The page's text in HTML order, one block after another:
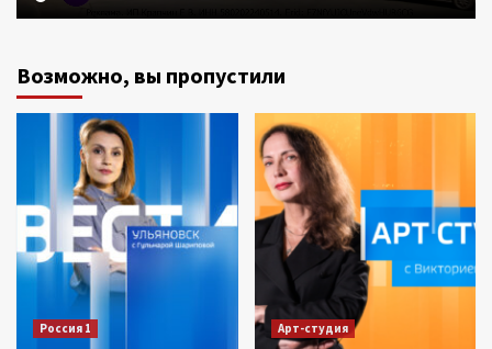
Возможно, вы пропустили
Россия 1 Арт-студия